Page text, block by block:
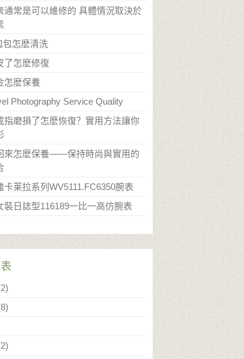
通常是可以維修的 具體情況取決於
包怎麽清洗
了怎麽修復
怎麽保養
Photography Service Quality
指磨損了怎麽恢復？實用方法讓你
來怎麽保養——保持時尚與實用的
卡莱拉系列WV5111.FC6350腕表
裝日誌型116189一比一高仿腕表